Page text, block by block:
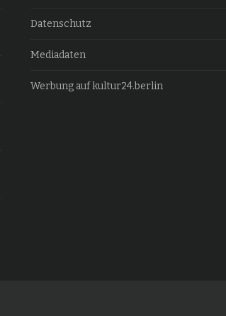
Datenschutz
Mediadaten
Werbung auf kultur24.berlin